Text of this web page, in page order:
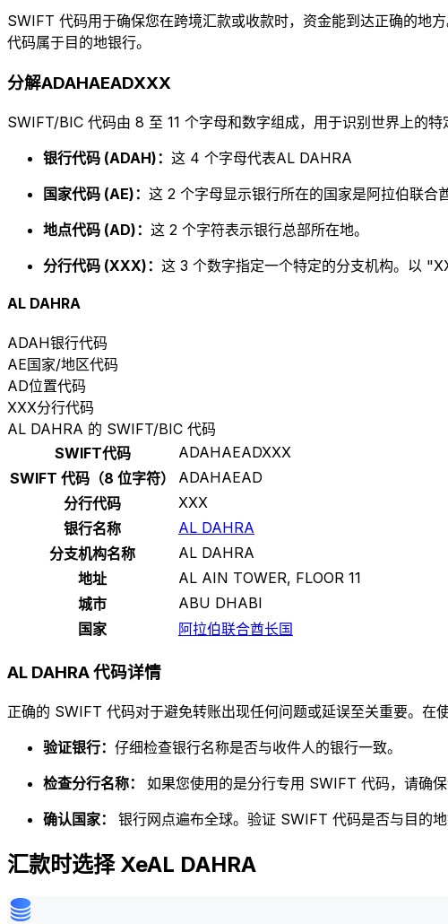
SWIFT 代码用于确保您在跨境汇款或收款时，资金能到达正确的
代码属于目的地银行。
分解ADAHAEADXXX
SWIFT/BIC 代码由 8 至 11 个字母和数字组成，用于识别世界上的特
银行代码 (ADAH)： 这 4 个字母代表AL DAHRA
国家代码 (AE)： 这 2 个字母显示银行所在的国家是阿拉伯联合
地点代码 (AD)： 这 2 个字符表示银行总部所在地。
分行代码 (XXX)： 这 3 个数字指定一个特定的分支机构。以
AL DAHRA
ADAH银行代码
AE国家/地区代码
AD位置代码
XXX分行代码
AL DAHRA 的 SWIFT/BIC 代码
SWIFT代码
ADAHAEADXXX
SWIFT 代码（8 位字符）
ADAHAEAD
分行代码
XXX
银行名称
AL DAHRA
分支机构名称
AL DAHRA
地址
AL AIN TOWER, FLOOR 11
城市
ABU DHABI
国家
阿拉伯联合酋长国
AL DAHRA 代码详情
正确的 SWIFT 代码对于避免转账出现任何问题或延误至关重要。在
验证银行： 仔细检查银行名称是否与收件人的银行一致。
检查分行名称： 如果您使用的是分行专用 SWIFT 代码，请确保
确认国家： 银行网点遍布全球。验证 SWIFT 代码是否与目的地
汇款时选择 XeAL DAHRA